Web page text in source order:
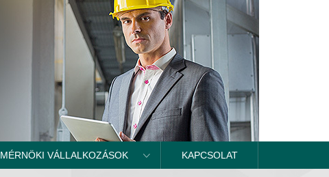
MÉRNÖKI VÁLLALKOZÁSOK KAPCSOLAT